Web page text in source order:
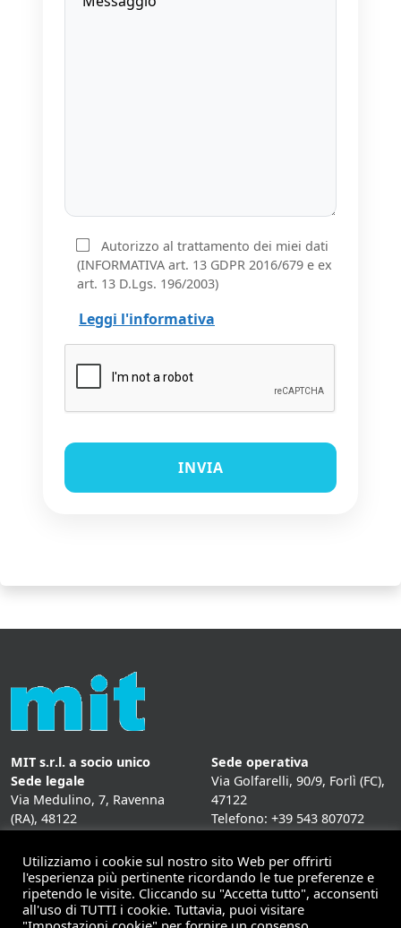
Autorizzo al trattamento dei miei dati
(INFORMATIVA art. 13 GDPR 2016/679 e ex
art. 13 D.Lgs. 196/2003)
Leggi l'informativa
MIT s.r.l. a socio unico
Sede legale
Via Medulino, 7, Ravenna
(RA), 48122
Sede operativa
Via Golfarelli, 90/9, Forlì (FC),
47122
Telefono: +39 543 807072
Mail: info@mitweb.it
INFORMATIVE
Privacy Policy
Cookie Policy
Utilizziamo i cookie sul nostro sito Web per offrirti
l'esperienza più pertinente ricordando le tue preferenze e
ripetendo le visite. Cliccando su "Accetta tutto", acconsenti
all'uso di TUTTI i cookie. Tuttavia, puoi visitare